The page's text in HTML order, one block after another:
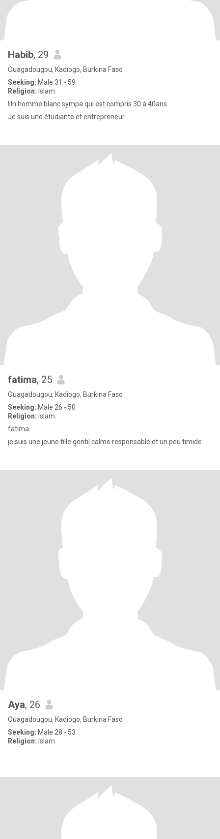
Habib, 29
Ouagadougou, Kadiogo, Burkina Faso
Seeking: Male 31 - 59
Religion: Islam
Un homme blanc sympa qui est compris 30 à 40ans
Je suis une étudiante et entrepreneur
fatima, 25
Ouagadougou, Kadiogo, Burkina Faso
Seeking: Male 26 - 50
Religion: Islam
fatima
je suis une jeune fille gentil calme responsable et un peu timide
Aya, 26
Ouagadougou, Kadiogo, Burkina Faso
Seeking: Male 28 - 53
Religion: Islam